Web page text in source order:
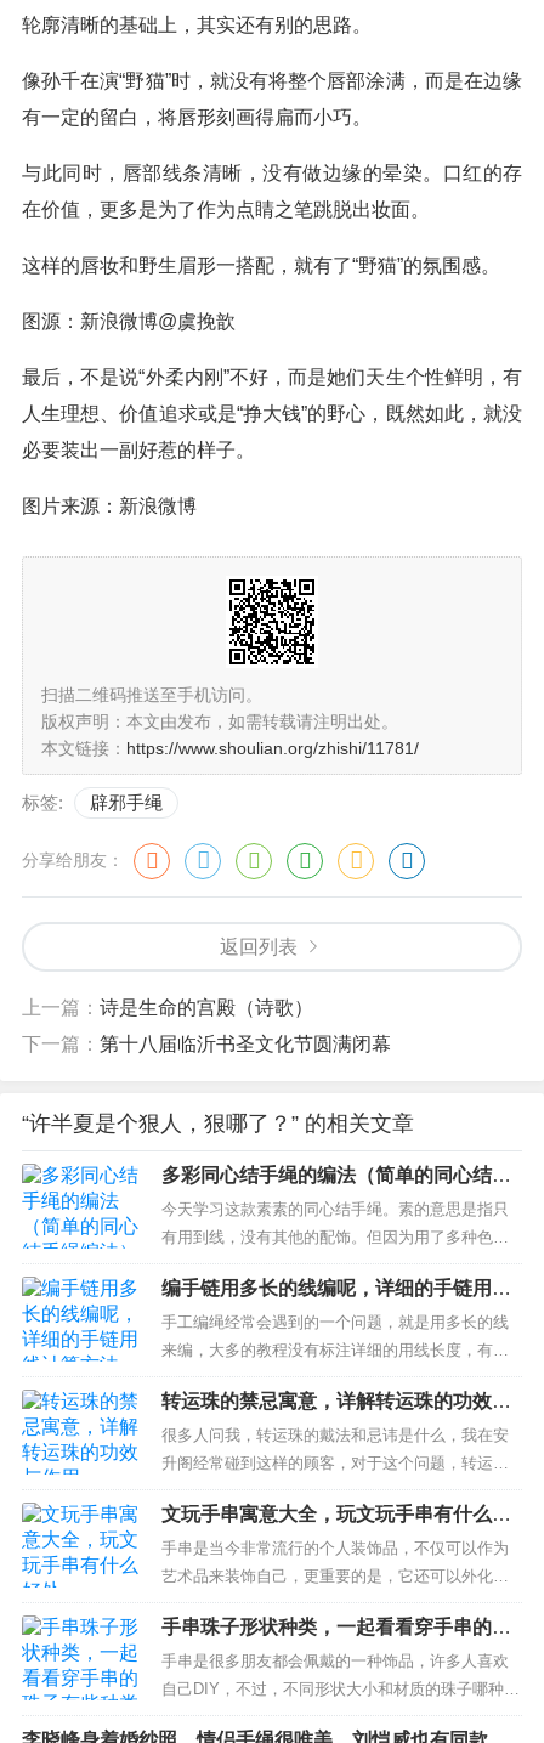
轮廓清晰的基础上，其实还有别的思路。
像孙千在演“野猫”时，就没有将整个唇部涂满，而是在边缘
有一定的留白，将唇形刻画得扁而小巧。
与此同时，唇部线条清晰，没有做边缘的晕染。口红的存
在价值，更多是为了作为点睛之笔跳脱出妆面。
这样的唇妆和野生眉形一搭配，就有了“野猫”的氛围感。
图源：新浪微博@虞挽歆
最后，不是说“外柔内刚”不好，而是她们天生个性鲜明，有
人生理想、价值追求或是“挣大钱”的野心，既然如此，就没
必要装出一副好惹的样子。
图片来源：新浪微博
扫描二维码推送至手机访问。
版权声明：本文由发布，如需转载请注明出处。
本文链接： https://www.shoulian.org/zhishi/11781/
标签: 辟邪手绳
分享给朋友：
返回列表
上一篇： 诗是生命的宫殿（诗歌）
下一篇： ​第十八届临沂书圣文化节圆满闭幕
“许半夏是个狠人，狠哪了？” 的相关文章
多彩同心结手绳的编法（简单的同心结手
绳编法）
今天学习这款素素的同心结手绳。素的意思是指只
有用到线，没有其他的配饰。但因为用了多种色
彩，并不单调，依旧可以让人体验到编绳的乐趣所
在。需要准备的线材如下。粉色中国结台湾线1.5
米。青色和紫色72号线，各一，0.8米。6股彩金线1.
5米。粉色线对折后，在中间位置编织两个蛇结。然
后在距离中点1厘米处，开...
编手链用多长的线编呢，详细的手链用线
计算方法
手工编绳经常会遇到的一个问题，就是用多长的线
来编，大多的教程没有标注详细的用线长度，有时
候不同人使用不同的线材粗细不同在编同样的作品
也会有差别。编一条手链需要多长的线就成了，困
扰新手朋友的一个常见难题，要如何才知道一条手
链用多长的线来编织呢。你们在编手链的时候，你
是怎么知道自己需要多长的线，有没有遇...
转运珠的禁忌寓意，详解转运珠的功效与
作用
很多人问我，转运珠的戴法和忌讳是什么，我在安
升阁经常碰到这样的顾客，对于这个问题，转运珠
的戴法和忌讳，我总结了以下几点。转运珠的的戴
法和忌讳1：左进右出转运珠戴在左手招好运，戴在
右手去霉运，也就是运势是从左手进右手出，如果
你想交好运那就戴左手，如果你最近事事不顺，那
就戴右手。转运珠的的戴法和忌讳2：...
文玩手串寓意大全，玩文玩手串有什么好
处
手串是当今非常流行的个人装饰品，不仅可以作为
艺术品来装饰自己，更重要的是，它还可以外化一
个人的信仰、修养、风格和爱好。因此，其中以不
同材质的佛珠手串最为受大家的喜爱。不同种类和
材质的手串也有不同的寓意，有的是改善健康，有
的改善财富等。手串正被越来越多的公众所接受、
喜爱、玩耍和收藏，以突出他们的个性和...
手串珠子形状种类，一起看看穿手串的珠
子有些种类
手串是很多朋友都会佩戴的一种饰品，许多人喜欢
自己DIY，不过，不同形状大小和材质的珠子哪种更
适合呢，今天一起来了解一下手串珠子形状种类，